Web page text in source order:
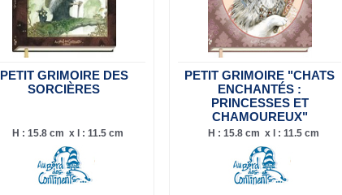
PETIT GRIMOIRE DES
SORCIÈRES
H : 15.8 cm x l : 11.5 cm
PETIT GRIMOIRE "CHATS
ENCHANTÉS :
PRINCESSES ET
CHAMOUREUX"
H : 15.8 cm x l : 11.5 cm